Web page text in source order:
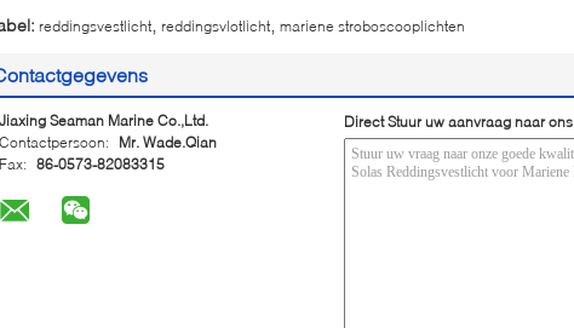
reddingsvestlicht reddingsvlotlicht mariene stroboscooplichten
Jiaxing Seaman Marine Co.,Ltd.
Contactpersoon:
Mr. Wade.Qian
Fax: 86-0573-82083315
Direct Stuur uw aanvraag naar ons